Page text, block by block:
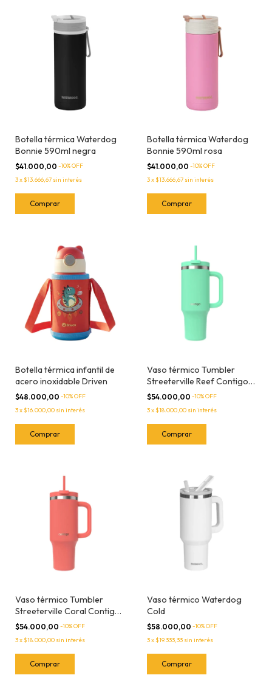
Botella térmica Waterdog
Bonnie 590ml negra
$41.000,00 -10% OFF
3x$13.666,67 sin interés
Botella térmica Waterdog
Bonnie 590ml rosa
$41.000,00 -10% OFF
3x$13.666,67 sin interés
Botella térmica infantil de
acero inoxidable Driven
$48.000,00 -10% OFF
3x$16.000,00 sin interés
Vaso térmico Tumbler
Streeterville Reef Contigo
1200ml
$54.000,00 -10% OFF
3x$18.000,00 sin interés
Vaso térmico Tumbler
Streeterville Coral Contigo
1200ml
$54.000,00 -10% OFF
3x$18.000,00 sin interés
Vaso térmico Waterdog
Cold
$58.000,00 -10% OFF
3x$19.333,33 sin interés